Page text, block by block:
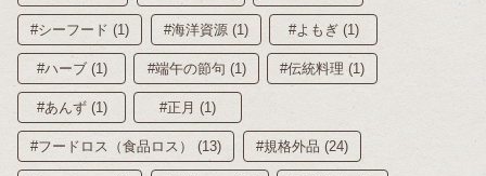
#シーフード (1) #海洋資源 (1) #よもぎ (1)
#ハーブ (1) #端午の節句 (1) #伝統料理 (1)
#あんず (1) #正月 (1)
#フードロス（食品ロス） (13) #規格外品 (24)